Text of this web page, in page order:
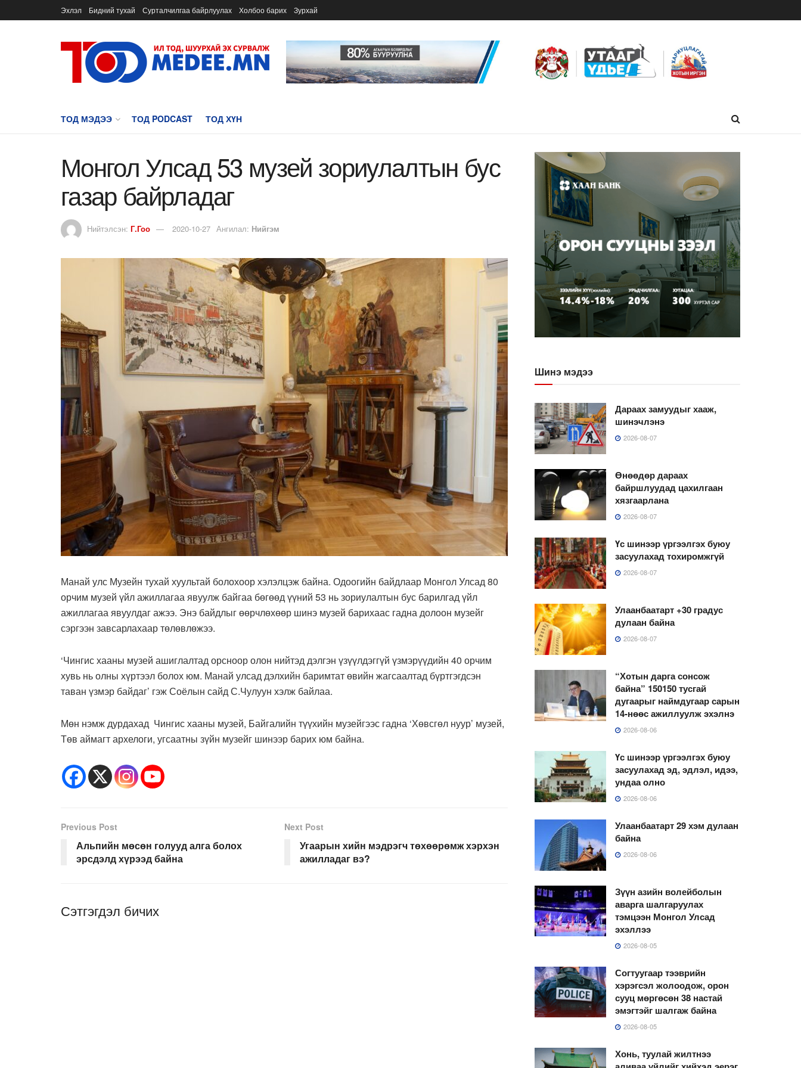
Эхлэл Бидний тухай Сурталчилгаа байрлуулах Холбоо барих Зурхай
ТОД МЭДЭЭ ТОД PODCAST ТОД ХҮН
Монгол Улсад 53 музей зориулалтын бус
газар байрладаг
Нийтэлсэн: Г.Гоо 2020-10-27 Ангилал: Нийгэм
Манай улс Музейн тухай хуультай болохоор хэлэлцэж байна. Одоогийн байдлаар Монгол Улсад 80
орчим музей үйл ажиллагаа явуулж байгаа бөгөөд үүний 53 нь зориулалтын бус барилгад үйл
ажиллагаа явуулдаг ажээ. Энэ байдлыг өөрчлөхөөр шинэ музей барихаас гадна долоон музейг
сэргээн завсарлахаар төлөвлөжээ.
‘Чингис хааны музей ашиглалтад орсноор олон нийтэд дэлгэн үзүүлдэггүй үзмэрүүдийн 40 орчим
хувь нь олны хүртээл болох юм. Манай улсад дэлхийн баримтат өвийн жагсаалтад бүртгэгдсэн
таван үзмэр байдаг’ гэж Соёлын сайд С.Чулуун хэлж байлаа.
Мөн нэмж дурдахад Чингис хааны музей, Байгалийн түүхийн музейгээс гадна ‘Хөвсгөл нуур’ музей,
Төв аймагт архелоги, угсаатны зүйн музейг шинээр барих юм байна.
Previous Post
Альпийн мөсөн голууд алга болох
эрсдэлд хүрээд байна
Next Post
Угаарын хийн мэдрэгч төхөөрөмж хэрхэн
ажилладаг вэ?
Сэтгэгдэл бичих
Шинэ мэдээ
Дараах замуудыг хааж,
шинэчлэнэ
2026-08-07
Өнөөдөр дараах
байршлуудад цахилгаан
хязгаарлана
2026-08-07
Үс шинээр үргээлгэх буюу
засуулахад тохиромжгүй
2026-08-07
Улаанбаатарт +30 градус
дулаан байна
2026-08-07
“Хотын дарга сонсож
байна” 150150 тусгай
дугаарыг наймдугаар сарын
14-нөөс ажиллуулж эхэлнэ
2026-08-06
Үс шинээр үргээлгэх буюу
засуулахад эд, эдлэл, идээ,
ундаа олно
2026-08-06
Улаанбаатарт 29 хэм дулаан
байна
2026-08-06
Зүүн азийн волейболын
аварга шалгаруулах
тэмцээн Монгол Улсад
эхэллээ
2026-08-05
Согтуугаар тээврийн
хэрэгсэл жолоодож, орон
сууц мөргөсөн 38 настай
эмэгтэйг шалгаж байна
2026-08-05
Хонь, туулай жилтнээ